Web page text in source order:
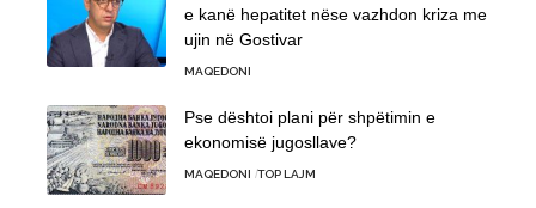
e kanë hepatitet nëse vazhdon kriza me
ujin në Gostivar
MAQEDONI
Pse dështoi plani për shpëtimin e
ekonomisë jugosllave?
MAQEDONI TOP LAJM